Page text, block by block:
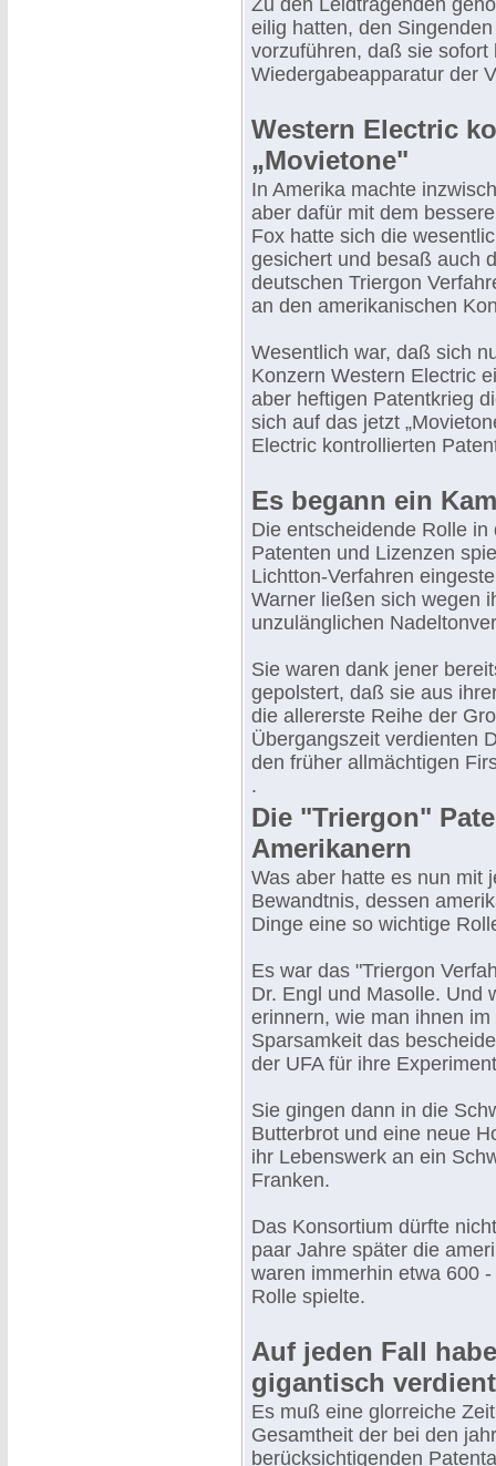
Zu den Leidtragenden
eilig hatten, den
vorzuführen, daß sie
Wiedergabeapparatur der
Western Electric
„Movietone"
In Amerika machte
aber dafür mit dem
Fox hatte sich die
gesichert und besaß auch
deutschen Triergon
an den amerikanischen
Wesentlich war, daß sich
Konzern Western Electric
aber heftigen Patentkrieg
sich auf das jetzt
Electric kontrollierten
Es begann ein
Die entscheidende Rolle
Patenten und Lizenzen
Lichtton-Verfahren
Warner ließen sich wegen
unzulänglichen
Sie waren dank jener
gepolstert, daß sie aus
die allererste Reihe der
Übergangszeit verdienten
den früher allmächtigen
.
Die "Triergon"
Amerikanern
Was aber hatte es nun mit
Bewandtnis, dessen
Dinge eine so wichtige
Es war das "Triergon
Dr. Engl und Masolle. Und
erinnern, wie man ihnen
Sparsamkeit das
der UFA für ihre
Sie gingen dann in die
Butterbrot und eine neue
ihr Lebenswerk an ein
Franken.
Das Konsortium dürfte
paar Jahre später die
waren immerhin etwa 600
Rolle spielte.
Auf jeden Fall
gigantisch verdient
Es muß eine glorreiche
Gesamtheit der bei den
berücksichtigenden